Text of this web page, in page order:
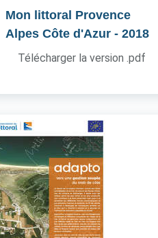
Mon littoral Provence
Alpes Côte d'Azur - 2018
Télécharger la version .pdf